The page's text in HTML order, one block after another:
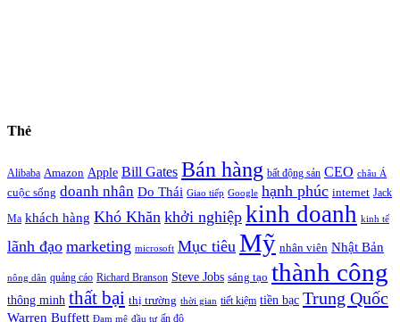
Thẻ
Alibaba Amazon Apple Bill Gates Bán hàng bất động sản CEO châu Á
cuộc sống doanh nhân Do Thái Giao tiếp Google hạnh phúc internet Jack
Ma khách hàng Khó Khăn khởi nghiệp kinh doanh kinh tế
lãnh đạo marketing microsoft Mục tiêu Mỹ nhân viên Nhật Bản
nông dân quảng cáo Richard Branson Steve Jobs sáng tạo thành công
thông minh thất bại thị trường thời gian tiết kiệm tiền bạc Trung Quốc
Warren Buffett Đam mê đầu tư ấn độ